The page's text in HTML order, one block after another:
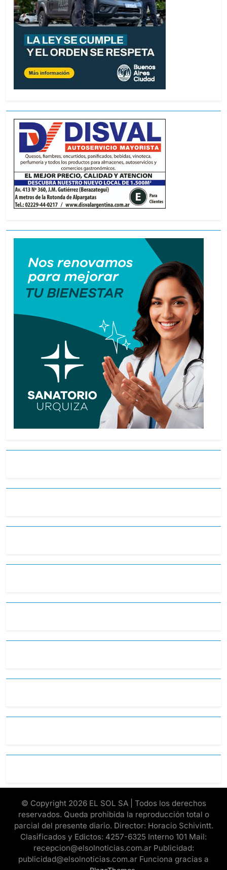
© Copyright 2026 EL SOL SA | Todos los derechos
reservados. Queda prohibida la reproducción total o
parcial del presente diario. Director: Horacio Schivintt.
Clasificados y Edictos: 4257-6325 Interno 101 Mail:
recepcion@elsolnoticias.com.ar Publicidad:
publicidad@elsolnoticias.com.ar Funciona gracias a